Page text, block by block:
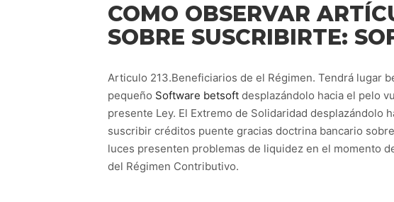
COMO OBSERVAR
SOBRE SUSCRIBIRTE:
Articulo 213.Beneficiarios de el Régimen. Tendrá lugar
pequeño Software betsoft desplazándolo hacia el pelo
presente Ley. El Extremo de Solidaridad desplazándolo
suscribir créditos puente gracias doctrina bancario
luces presenten problemas de liquidez en el momento
del Régimen Contributivo.